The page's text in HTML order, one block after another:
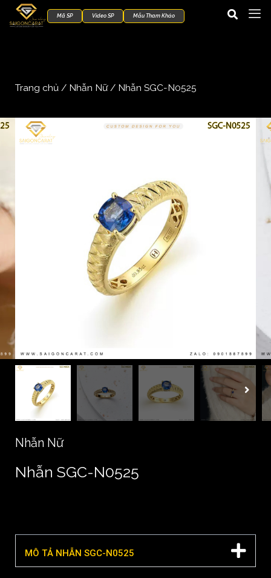
Mã SP Video SP Mẫu Tham Khảo
Trang chủ / Nhẫn Nữ/ Nhẫn SGC-N0525
Nhẫn Nữ
Nhẫn SGC-N0525
MÔ TẢ NHẪN SGC-N0525